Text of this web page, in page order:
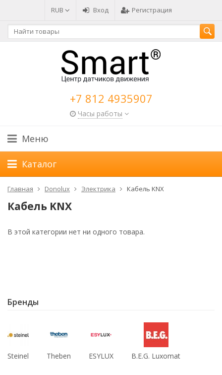
RUB Вход Регистрация
+7 812 4935907
Часы работы
Меню
Каталог
Главная Donolux Электрика Кабель KNX
Кабель KNX
В этой категории нет ни одного товара.
Бренды
Steinel Theben ESYLUX B.E.G. Luxomat